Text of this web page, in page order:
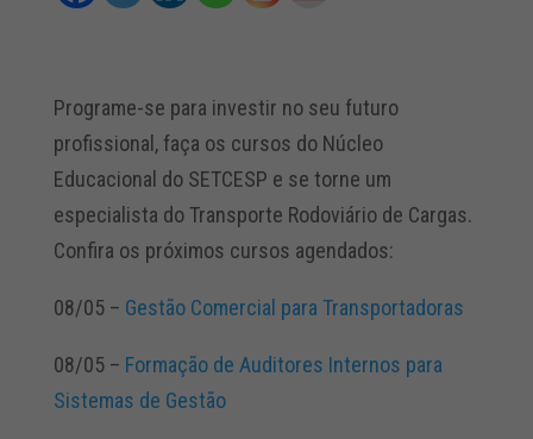
Programe-se para investir no seu futuro
profissional, faça os cursos do Núcleo
Educacional do SETCESP e se torne um
especialista do Transporte Rodoviário de Cargas.
Confira os próximos cursos agendados:
08/05 – Gestão Comercial para Transportadoras
08/05 – Formação de Auditores Internos para
Sistemas de Gestão